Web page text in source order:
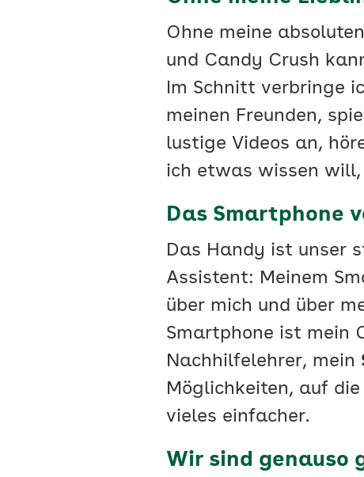
Ohne meine
und Candy Crush
Im Schnitt verbringe
meinen Freunden,
lustige Videos an,
ich etwas wissen will,
Das Smartphone
Das Handy ist unser
Assistent: Meinem
über mich und über
Smartphone ist mein
Nachhilfelehrer, mein
Möglichkeiten, auf
vieles einfacher.
Wir sind genauso